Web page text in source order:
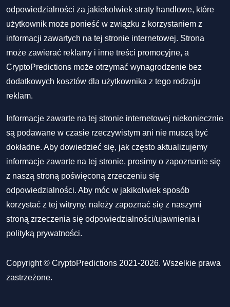
odpowiedzialności za jakiekolwiek straty handlowe, które
użytkownik może ponieść w związku z korzystaniem z
informacji zawartych na tej stronie internetowej. Strona
może zawierać reklamy i inne treści promocyjne, a
CryptoPredictions może otrzymać wynagrodzenie bez
dodatkowych kosztów dla użytkownika z tego rodzaju
reklam.
Informacje zawarte na tej stronie internetowej niekoniecznie
są podawane w czasie rzeczywistym ani nie muszą być
dokładne. Aby dowiedzieć się, jak często aktualizujemy
informacje zawarte na tej stronie, prosimy o zapoznanie się
z naszą stroną poświęconą zrzeczeniu się
odpowiedzialności. Aby móc w jakikolwiek sposób
korzystać z tej witryny, należy zapoznać się z naszymi
stroną zrzeczenia się odpowiedzialności/ujawnienia i
polityką prywatności.
Copyright © CryptoPredictions 2021-2026. Wszelkie prawa
zastrzeżone.